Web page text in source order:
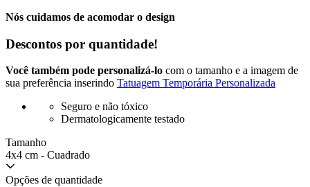
Nós cuidamos de acomodar o design
Descontos por quantidade!
Você também pode personalizá-lo com o tamanho e a imagem de
sua preferência inserindo Tatuagem Temporária Personalizada
Seguro e não tóxico
Dermatologicamente testado
Tamanho
4x4 cm - Cuadrado
Opções de quantidade